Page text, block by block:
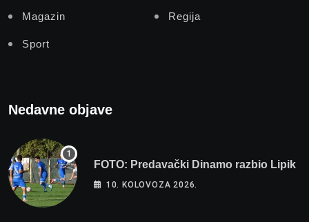
Magazin Regija
Sport
Nedavne objave
FOTO: Predavački Dinamo razbio Lipik
10. KOLOVOZA 2026.